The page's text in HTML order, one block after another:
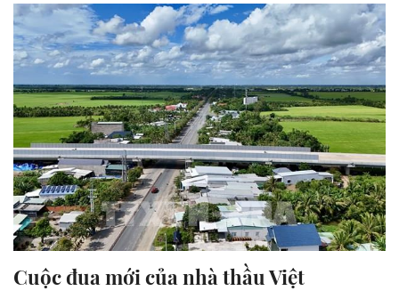
Cuộc đua mới của nhà thầu Việt